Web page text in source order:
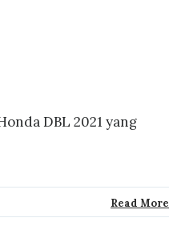
DBL 2021 yang
Read More